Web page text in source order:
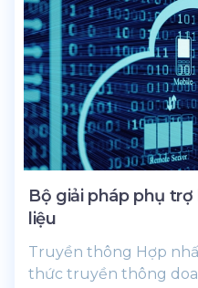
Bộ giải pháp phụ
liệu
Truyền thông Hợp
thức truyền thông